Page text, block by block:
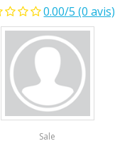
0.00/5 (0 avis)
Sale